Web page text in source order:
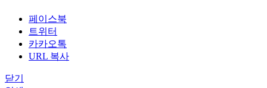
페이스북
트위터
카카오톡
URL 복사
닫기